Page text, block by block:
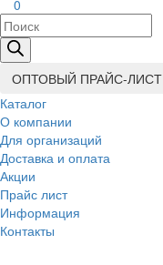
0
Поиск
товаров
ОПТОВЫЙ ПРАЙС-ЛИСТ
Каталог
О компании
Для организаций
Доставка и оплата
Акции
Прайс лист
Информация
Контакты